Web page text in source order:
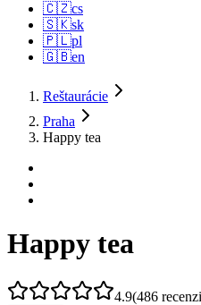
🇨🇿cs
🇸🇰sk
🇵🇱pl
🇬🇧en
Reštaurácie
Praha
Happy tea
Happy tea
4.9(486